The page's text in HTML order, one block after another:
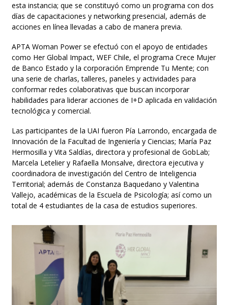
esta instancia; que se constituyó como un programa con dos
días de capacitaciones y networking presencial, además de
acciones en línea llevadas a cabo de manera previa.
APTA Woman Power se efectuó con el apoyo de entidades
como Her Global Impact, WEF Chile, el programa Crece Mujer
de Banco Estado y la corporación Emprende Tu Mente; con
una serie de charlas, talleres, paneles y actividades para
conformar redes colaborativas que buscan incorporar
habilidades para liderar acciones de I+D aplicada en validación
tecnológica y comercial.
Las participantes de la UAI fueron Pía Larrondo, encargada de
Innovación de la Facultad de Ingeniería y Ciencias; María Paz
Hermosilla y Vita Saldías, directora y profesional de GobLab;
Marcela Letelier y Rafaella Monsalve, directora ejecutiva y
coordinadora de investigación del Centro de Inteligencia
Territorial; además de Constanza Baquedano y Valentina
Vallejo, académicas de la Escuela de Psicología; así como un
total de 4 estudiantes de la casa de estudios superiores.